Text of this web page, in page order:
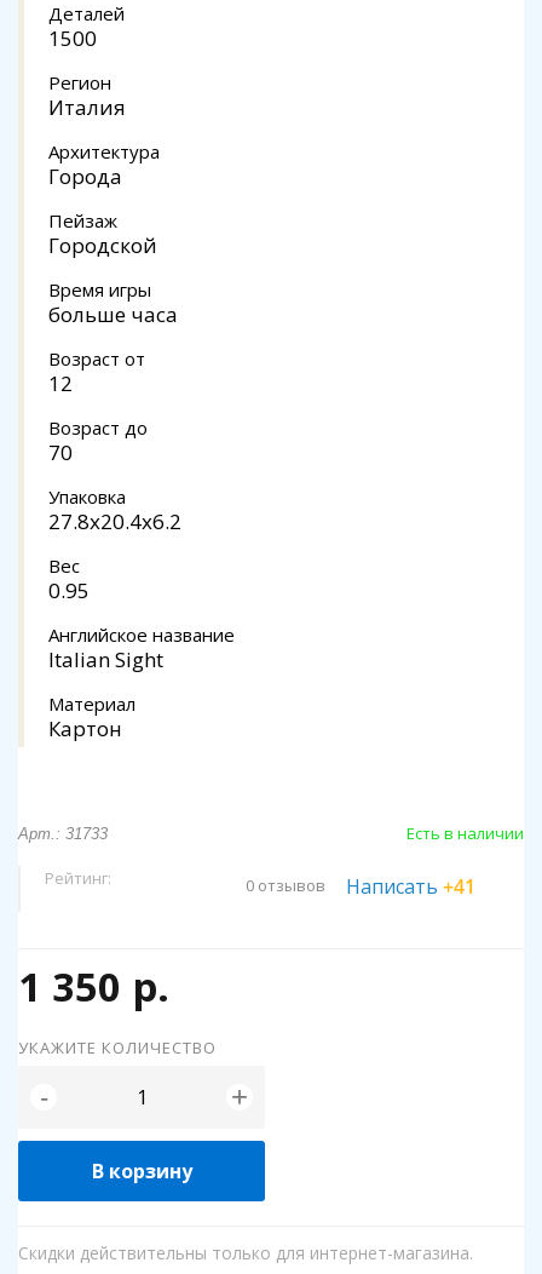
Деталей
1500
Регион
Италия
Архитектура
Города
Пейзаж
Городской
Время игры
больше часа
Возраст от
12
Возраст до
70
Упаковка
27.8x20.4x6.2
Вес
0.95
Английское название
Italian Sight
Материал
Картон
Арт.: 31733 Есть в наличии
Рейтинг: 0 отзывов Написать +41
1 350 р.
УКАЖИТЕ КОЛИЧЕСТВО
- +
В корзину
Скидки действительны только для интернет-магазина.